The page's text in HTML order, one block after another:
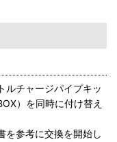
ルチャージパイプキッ
）を同時に付け替え
を参考に交換を開始し